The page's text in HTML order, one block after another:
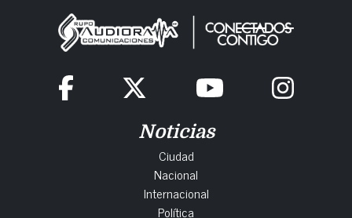
Noticias
Ciudad
Nacional
Internacional
Política